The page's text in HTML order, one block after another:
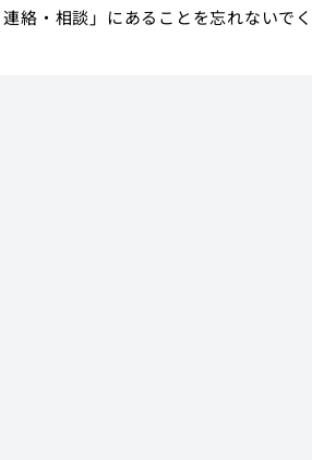
絡・相談」にあることを忘れないでく